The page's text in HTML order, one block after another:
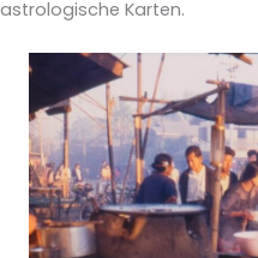
astrologische Karten.